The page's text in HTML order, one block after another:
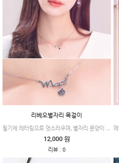
리베오별자리 목걸이
필기체 레터링으로 멋스러우며, 별자리 문양이 각인된 동그란 펜던트가 함께해 유니크하고 캐주얼한 무드를 더해주는 제품이에요.
12,000 원
리뷰: 0